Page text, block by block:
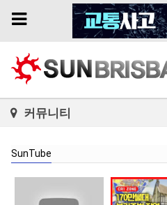
Toggle
커뮤니티
SunTube